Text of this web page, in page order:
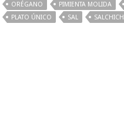
ORÉGANO
PIMIENTA MOLIDA
PLATO ÚNICO
SAL